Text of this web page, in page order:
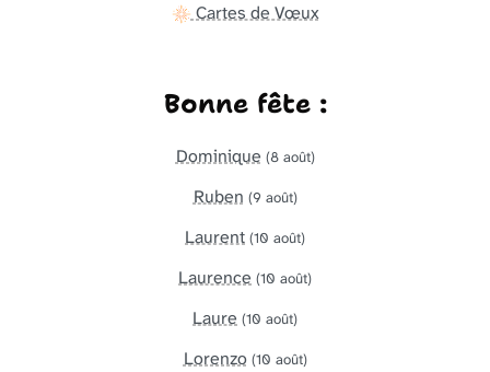
Cartes de Vœux
Bonne fête :
Dominique (8 août)
Ruben (9 août)
Laurent (10 août)
Laurence (10 août)
Laure (10 août)
Lorenzo (10 août)